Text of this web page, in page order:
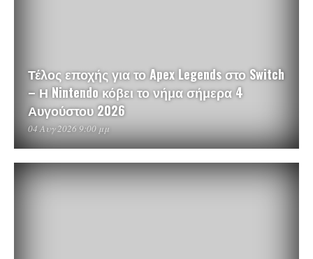
Τέλος εποχής για το Apex Legends στο Switch
– Η Nintendo κόβει το νήμα σήμερα 4
Αυγούστου 2026
04 Αυγ 2026 9:00 μμ